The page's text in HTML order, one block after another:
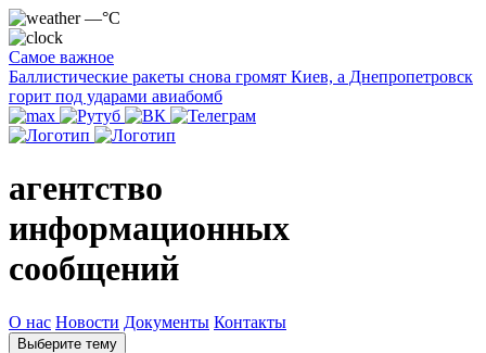
—°C
Самое важное
Баллистические ракеты снова громят Киев, а Днепропетровск
горит под ударами авиабомб
агентство
информационных
сообщений
О нас Новости Документы Контакты
Выберите тему